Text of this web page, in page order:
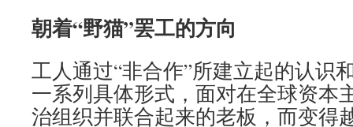
朝着“野猫”罢工的方向
工人通过“非合作”所建立起的认识
一系列具体形式，面对在全球资本
治组织并联合起来的老板，而变